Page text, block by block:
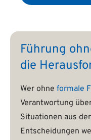
Führung
die
Wer ohne formale
Verantwortung
Situationen aus
Entscheidungen